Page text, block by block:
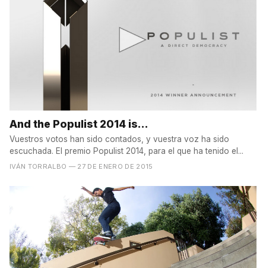
And the Populist 2014 is...
Vuestros votos han sido contados, y vuestra voz ha sido
escuchada. El premio Populist 2014, para el que ha tenido el...
IVÁN TORRALBO — 27 DE ENERO DE 2015